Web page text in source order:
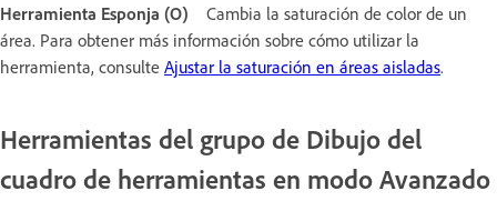
Herramienta Esponja (O)
Cambia la saturación de color de un
área. Para obtener más información sobre cómo utilizar la
herramienta, consulte Ajustar la saturación en áreas aisladas.
Herramientas del grupo de Dibujo del
cuadro de herramientas en modo Avanzado